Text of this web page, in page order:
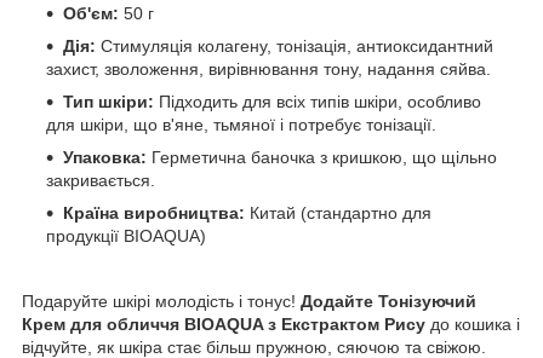
Об'єм: 50 г
Дія: Стимуляція колагену, тонізація, антиоксидантний
захист, зволоження, вирівнювання тону, надання сяйва.
Тип шкіри: Підходить для всіх типів шкіри, особливо
для шкіри, що в'яне, тьмяної і потребує тонізації.
Упаковка: Герметична баночка з кришкою, що щільно
закривається.
Країна виробництва: Китай (стандартно для
продукції BIOAQUA)
Подаруйте шкірі молодість і тонус! Додайте Тонізуючий
Крем для обличчя BIOAQUA з Екстрактом Рису до кошика і
відчуйте, як шкіра стає більш пружною, сяючою та свіжою.